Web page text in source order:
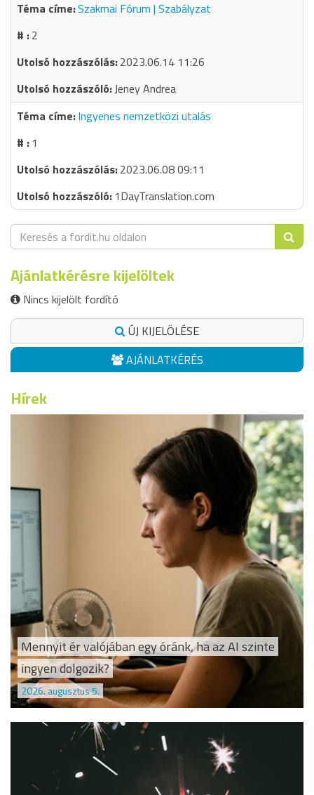
Szakmai Fórum | Szabályzat
2
2023.06.14 11:26
Jeney Andrea
Ingyenes nemzetközi utalás
1
2023.06.08 09:11
1DayTranslation.com
Ajánlatkérésre kijelöltek
Nincs kijelölt fordító
ÚJ KIJELÖLÉSE
AJÁNLATKÉRÉS
Hírek
Mennyit ér valójában egy óránk, ha az AI szinte
ingyen dolgozik?
2026. augusztus 5.